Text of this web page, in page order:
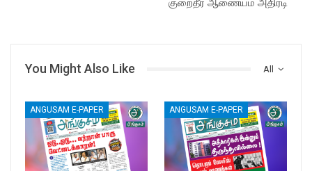
குறைதீர் ஆணையம் அதிரடி
All
You Might Also Like
ANGUSAM E-PAPER ANGUSAM E-PAPER